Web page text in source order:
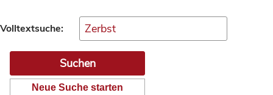
Volltextsuche:
Neue Suche starten